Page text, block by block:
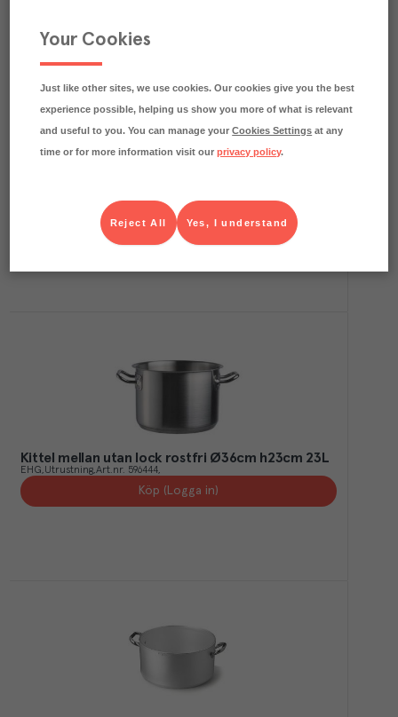
Art.nr. 505479
Köp (Logga in)
Kittel mellan utan lock rostfri Ø36cm h23cm 23L
EHG Utrustning Art.nr. 596444
Köp (Logga in)
Your Cookies
Just like other sites, we use cookies. Our cookies give you the best
experience possible, helping us show you more of what is relevant
and useful to you. You can manage yourCookies Settings at any
time or for more information visit ourprivacy policy.
Yes, I understand
Reject All